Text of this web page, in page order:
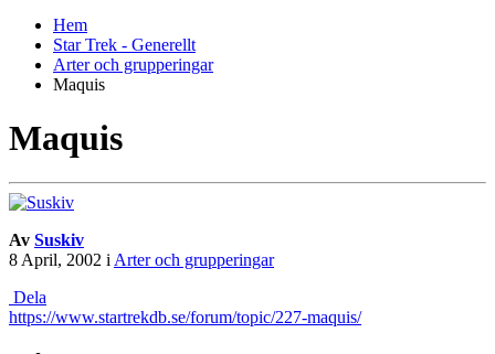
Hem
Star Trek - Generellt
Arter och grupperingar
Maquis
Maquis
Av Suskiv
8 April, 2002 iArter och grupperingar
Dela
https://www.startrekdb.se/forum/topic/227-maquis/